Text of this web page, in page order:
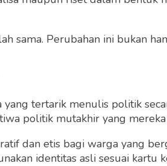
Inilah Alasan
Ferro Maulana
Sabtu 6 Dec, 2025
sama. Perubahan ini bukan
tertarik menulis politik
politik mutakhir yang mereka
dan etis bagi warga yang
identitas asli sesuai kartu